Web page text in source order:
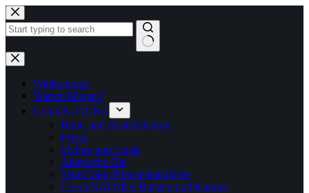
Zum
Inhalt
springen
Keine
Ergebnisse
Willkommen
Warum bürsten?
CulumNATURA
Haut- und Haarreinigung
Pflege
Styling und Finish
Ätherische Öle
SatusColor Pflanzenhaarfarbe
CulumNATURA Bürsten und Kämme